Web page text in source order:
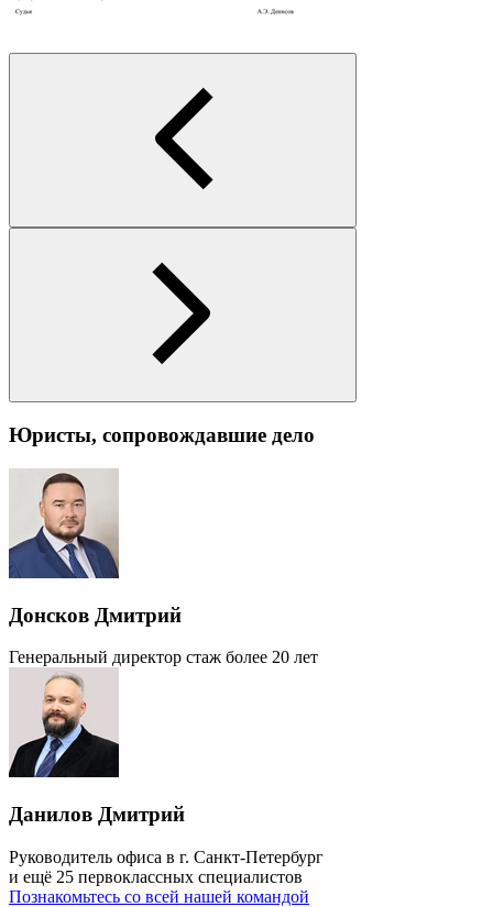
Юристы, сопровождавшие дело
Донсков Дмитрий
Генеральный директор стаж более 20 лет
Данилов Дмитрий
Руководитель офиса в г. Санкт-Петербург
и ещё 25 первоклассных специалистов
Познакомьтесь со всей нашей командой